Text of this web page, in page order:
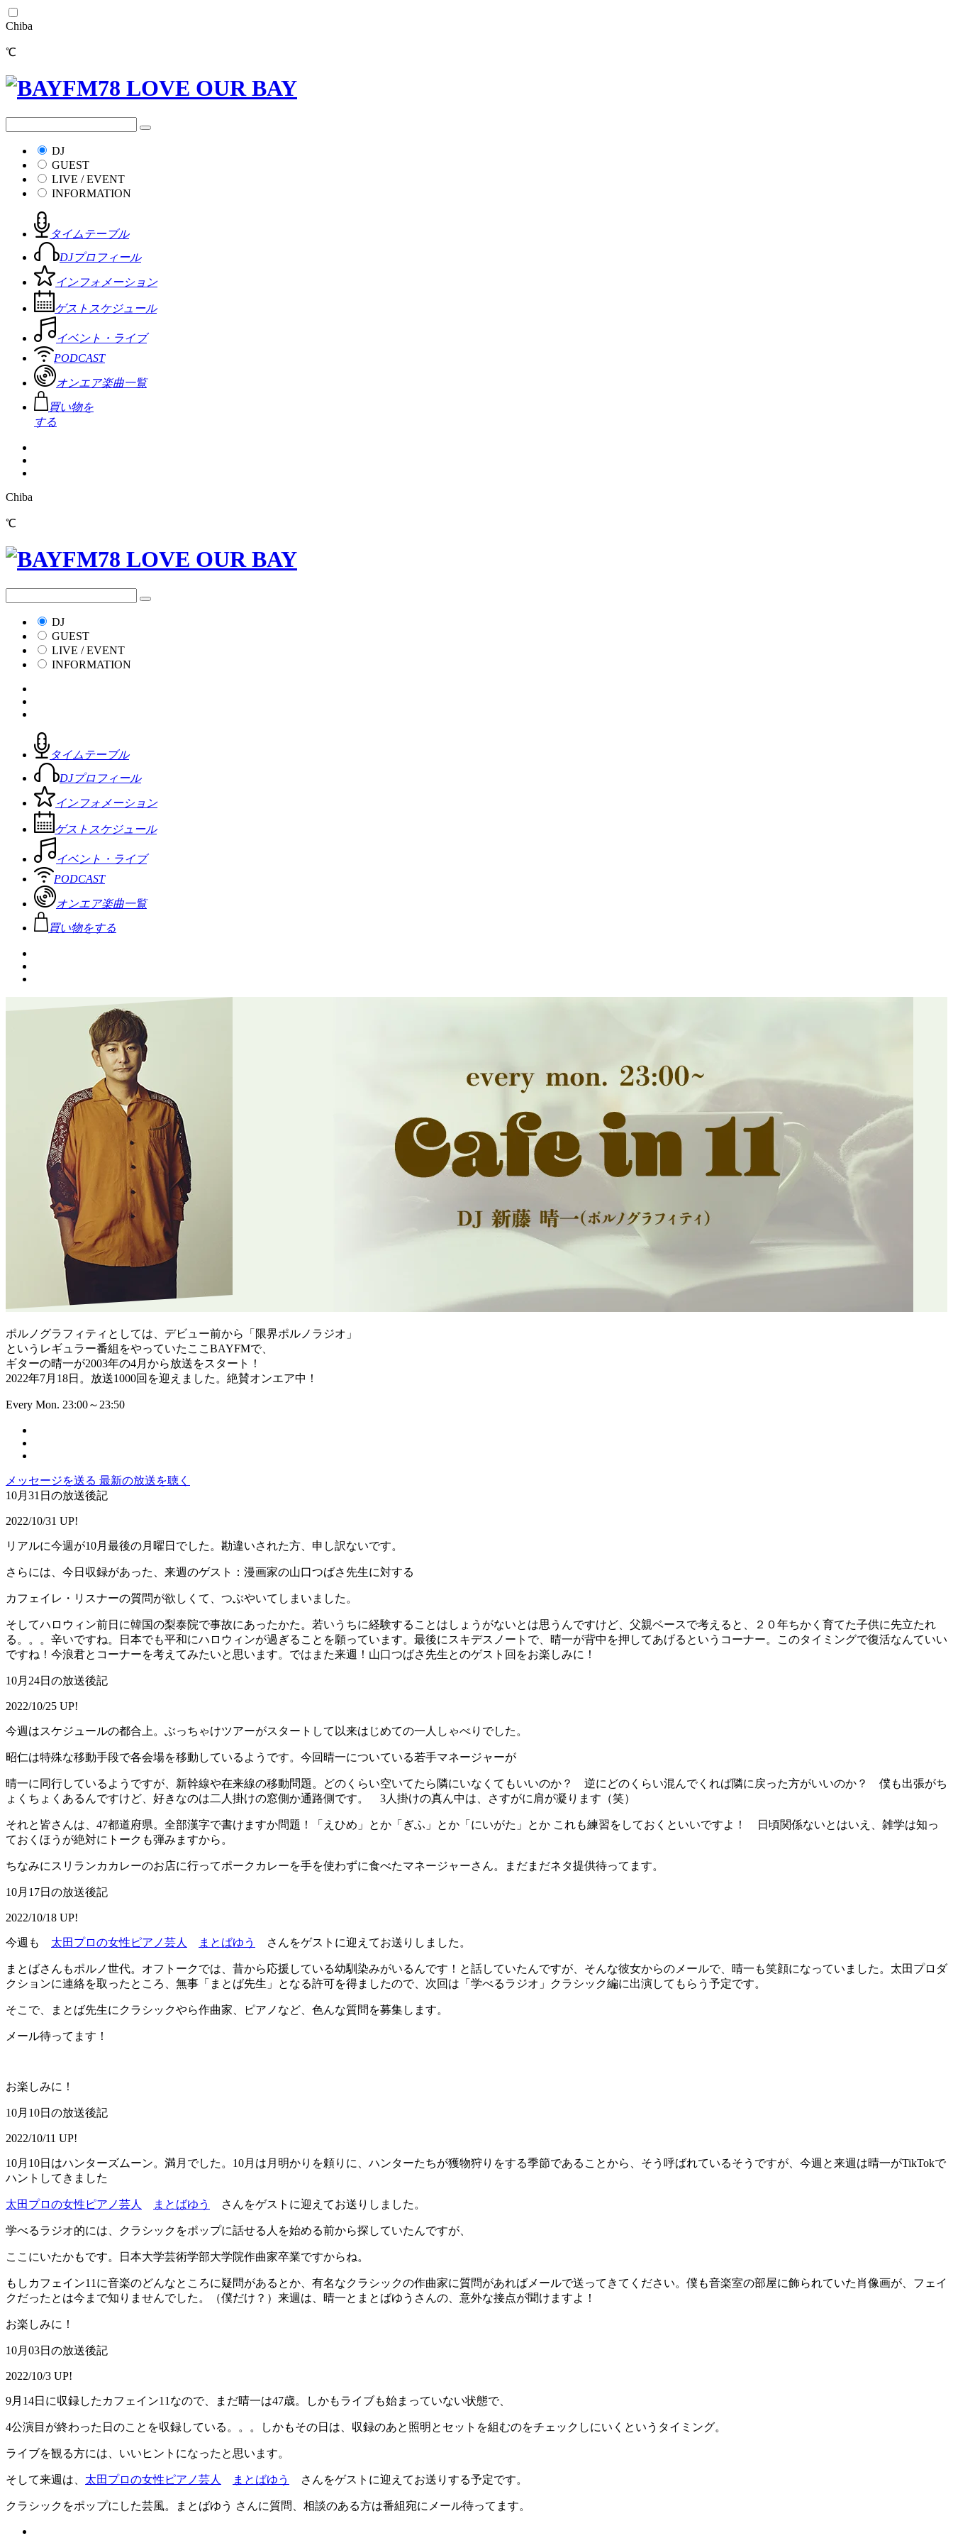
Chiba
℃
DJ
GUEST
LIVE / EVENT
INFORMATION
タイムテーブル
DJプロフィール
インフォメーション
ゲストスケジュール
イベント・ライブ
PODCAST
オンエア楽曲一覧
買い物を
する
Chiba
℃
DJ
GUEST
LIVE / EVENT
INFORMATION
タイムテーブル
DJプロフィール
インフォメーション
ゲストスケジュール
イベント・ライブ
PODCAST
オンエア楽曲一覧
買い物をする
ポルノグラフィティとしては、デビュー前から「限界ポルノラジオ」
というレギュラー番組をやっていたここBAYFMで、
ギターの晴一が2003年の4月から放送をスタート！
2022年7月18日。放送1000回を迎えました。絶賛オンエア中！
Every Mon. 23:00～23:50
メッセージを送る 最新の放送を聴く
10月31日の放送後記
2022/10/31 UP!
リアルに今週が10月最後の月曜日でした。勘違いされた方、申し訳ないです。
さらには、今日収録があった、来週のゲスト：漫画家の山口つばさ先生に対する
カフェイレ・リスナーの質問が欲しくて、つぶやいてしまいました。
そしてハロウィン前日に韓国の梨泰院で事故にあったかた。若いうちに経験することはしょうがないとは思うんですけど、父親ベースで考えると、２０年ちかく育てた子供に先立たれ
る。。。辛いですね。日本でも平和にハロウィンが過ぎることを願っています。最後にスキデスノートで、晴一が背中を押してあげるというコーナー。このタイミングで復活なんていい
ですね！今浪君とコーナーを考えてみたいと思います。ではまた来週！山口つばさ先生とのゲスト回をお楽しみに！
10月24日の放送後記
2022/10/25 UP!
今週はスケジュールの都合上。ぶっちゃけツアーがスタートして以来はじめての一人しゃべりでした。
昭仁は特殊な移動手段で各会場を移動しているようです。今回晴一についている若手マネージャーが
晴一に同行しているようですが、新幹線や在来線の移動問題。どのくらい空いてたら隣にいなくてもいいのか？ 逆にどのくらい混んでくれば隣に戻った方がいいのか？ 僕も出張がち
ょくちょくあるんですけど、好きなのは二人掛けの窓側か通路側です。 3人掛けの真ん中は、さすがに肩が凝ります（笑）
それと皆さんは、47都道府県。全部漢字で書けますか問題！「えひめ」とか「ぎふ」とか「にいがた」とか これも練習をしておくといいですよ！ 日頃関係ないとはいえ、雑学は知っ
ておくほうが絶対にトークも弾みますから。
ちなみにスリランカカレーのお店に行ってポークカレーを手を使わずに食べたマネージャーさん。まだまだネタ提供待ってます。
10月17日の放送後記
2022/10/18 UP!
今週も 太田プロの女性ピアノ芸人 まとばゆう さんをゲストに迎えてお送りしました。
まとばさんもポルノ世代。オフトークでは、昔から応援している幼馴染みがいるんです！と話していたんですが、そんな彼女からのメールで、晴一も笑顔になっていました。太田プロダ
クションに連絡を取ったところ、無事「まとば先生」となる許可を得ましたので、次回は「学べるラジオ」クラシック編に出演してもらう予定です。
そこで、まとば先生にクラシックやら作曲家、ピアノなど、色んな質問を募集します。
メール待ってます！
お楽しみに！
10月10日の放送後記
2022/10/11 UP!
10月10日はハンターズムーン。満月でした。10月は月明かりを頼りに、ハンターたちが獲物狩りをする季節であることから、そう呼ばれているそうですが、今週と来週は晴一がTikTokで
ハントしてきました
太田プロの女性ピアノ芸人 まとばゆう さんをゲストに迎えてお送りしました。
学べるラジオ的には、クラシックをポップに話せる人を始める前から探していたんですが、
ここにいたかもです。日本大学芸術学部大学院作曲家卒業ですからね。
もしカフェイン11に音楽のどんなところに疑問があるとか、有名なクラシックの作曲家に質問があればメールで送ってきてください。僕も音楽室の部屋に飾られていた肖像画が、フェイ
クだったとは今まで知りませんでした。（僕だけ？）来週は、晴一とまとばゆうさんの、意外な接点が聞けますよ！
お楽しみに！
10月03日の放送後記
2022/10/3 UP!
9月14日に収録したカフェイン11なので、まだ晴一は47歳。しかもライブも始まっていない状態で、
4公演目が終わった日のことを収録している。。。しかもその日は、収録のあと照明とセットを組むのをチェックしにいくというタイミング。
ライブを観る方には、いいヒントになったと思います。
そして来週は、 太田プロの女性ピアノ芸人 まとばゆう さんをゲストに迎えてお送りする予定です。
クラシックをポップにした芸風。まとばゆう さんに質問、相談のある方は番組宛にメール待ってます。